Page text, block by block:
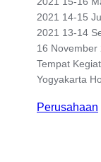
2021 14-15
2021 13-14
16 November
Tempat
Yogyakarta
Perusahaan